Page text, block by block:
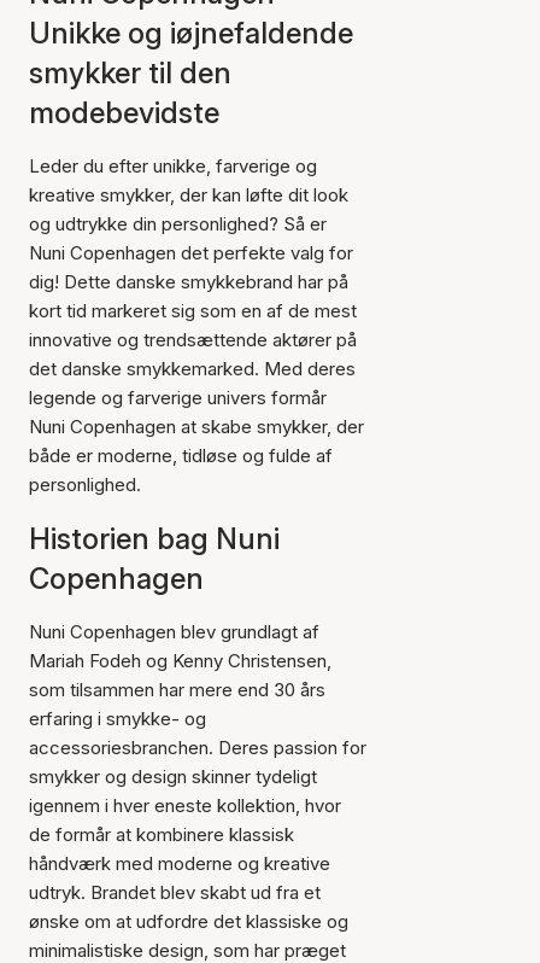
Unikke og iøjnefaldende
smykker til den
modebevidste
Leder du efter unikke, farverige og
kreative smykker, der kan løfte dit look
og udtrykke din personlighed? Så er
Nuni Copenhagen det perfekte valg for
dig! Dette danske smykkebrand har på
kort tid markeret sig som en af de mest
innovative og trendsættende aktører på
det danske smykkemarked. Med deres
legende og farverige univers formår
Nuni Copenhagen at skabe smykker, der
både er moderne, tidløse og fulde af
personlighed.
Historien bag Nuni
Copenhagen
Nuni Copenhagen blev grundlagt af
Mariah Fodeh og Kenny Christensen,
som tilsammen har mere end 30 års
erfaring i smykke- og
accessoriesbranchen. Deres passion for
smykker og design skinner tydeligt
igennem i hver eneste kollektion, hvor
de formår at kombinere klassisk
håndværk med moderne og kreative
udtryk. Brandet blev skabt ud fra et
ønske om at udfordre det klassiske og
minimalistiske design, som har præget